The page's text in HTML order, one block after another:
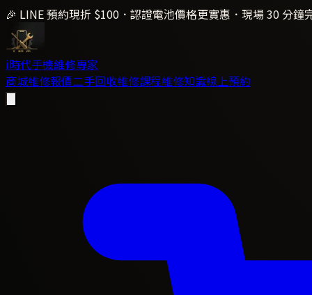
🎉 LINE 預約現折 $100．認證電池價格更實惠．現場 30 分鐘
i時代手機維修專家
商城維修報價二手回收維修課程維修知識線上預約